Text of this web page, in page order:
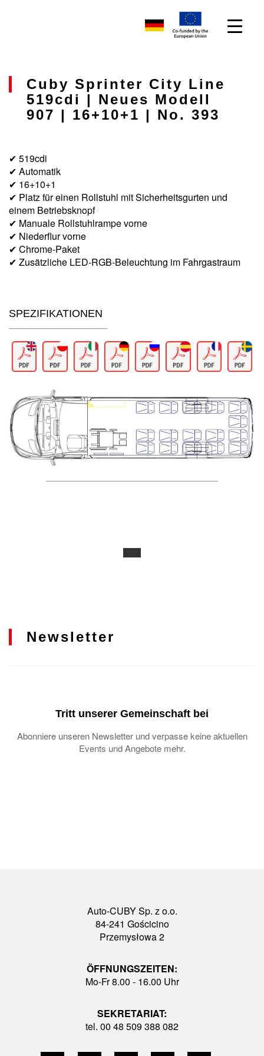
Cuby Sprinter City Line
519cdi | Neues Modell
907 | 16+10+1 | No. 393
✔ 519cdi
✔ Automatik
✔ 16+10+1
✔ Platz für einen Rollstuhl mit Sicherheitsgurten und
einem Betriebsknopf
✔ Manuale Rollstuhlrampe vorne
✔ Niederflur vorne
✔ Chrome-Paket
✔ Zusätzliche LED-RGB-Beleuchtung im Fahrgastraum
SPEZIFIKATIONEN
Newsletter
Tritt unserer Gemeinschaft bei
Abonniere unseren Newsletter und verpasse keine aktuellen
Events und Angebote mehr.
Auto-CUBY Sp. z o.o.
84-241 Gościcino
Przemysłowa 2
ÖFFNUNGSZEITEN:
Mo-Fr 8.00 - 16.00 Uhr
SEKRETARIAT:
tel. 00 48 509 388 082